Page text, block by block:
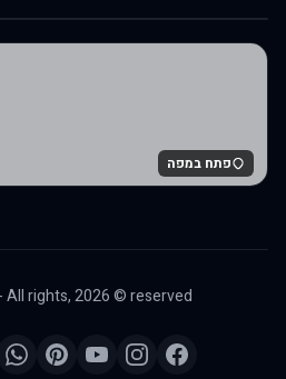
פתח במפה
All rights,2026© reserved